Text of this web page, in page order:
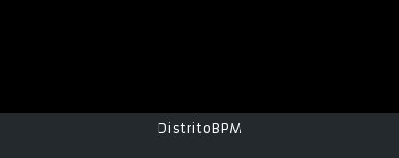
DistritoBPM